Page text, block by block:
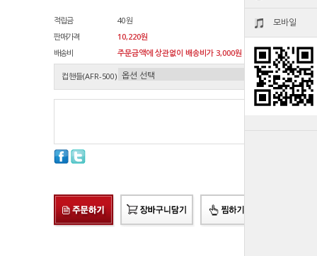
모바일
적립금
40원
판매가격
10,220원
배송비
주문금액에 상관없이 배송비가 3,000원 청구됩니다.원
컵핸들(AFR-500)